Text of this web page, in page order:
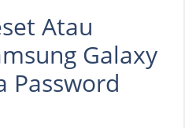
Atau
Galaxy
Password